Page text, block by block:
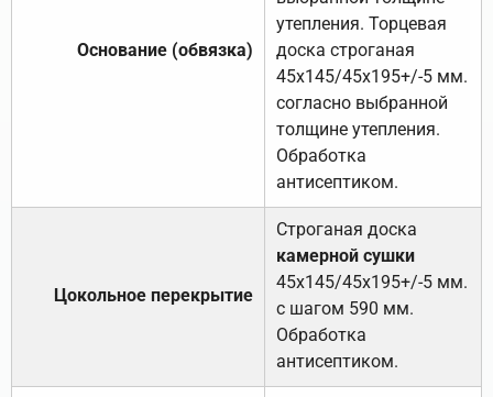
Основание (обвязка)
утепления. Торцевая
доска строганая
45х145/45х195+/-5 мм.
согласно выбранной
толщине утепления.
Обработка
антисептиком.
Цокольное перекрытие
Строганая доска
камерной сушки
45х145/45х195+/-5 мм.
с шагом 590 мм.
Обработка
антисептиком.